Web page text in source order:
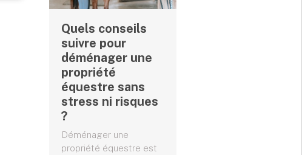
Quels conseils
suivre pour
déménager une
propriété
équestre sans
stress ni risques
?
Déménager une
propriété équestre est